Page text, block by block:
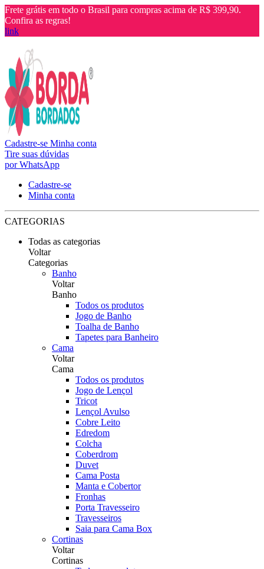
Frete grátis em todo o Brasil para compras acima de R$ 399,90.
Confira as regras!
link
Cadastre-se Minha conta
Tire suas dúvidas
por WhatsApp
Cadastre-se
Minha conta
CATEGORIAS
Todas as categorias
Voltar
Categorias
Banho
Voltar
Banho
Todos os produtos
Jogo de Banho
Toalha de Banho
Tapetes para Banheiro
Cama
Voltar
Cama
Todos os produtos
Jogo de Lençol
Tricot
Lençol Avulso
Cobre Leito
Edredom
Colcha
Coberdrom
Duvet
Cama Posta
Manta e Cobertor
Fronhas
Porta Travesseiro
Travesseiros
Saia para Cama Box
Cortinas
Voltar
Cortinas